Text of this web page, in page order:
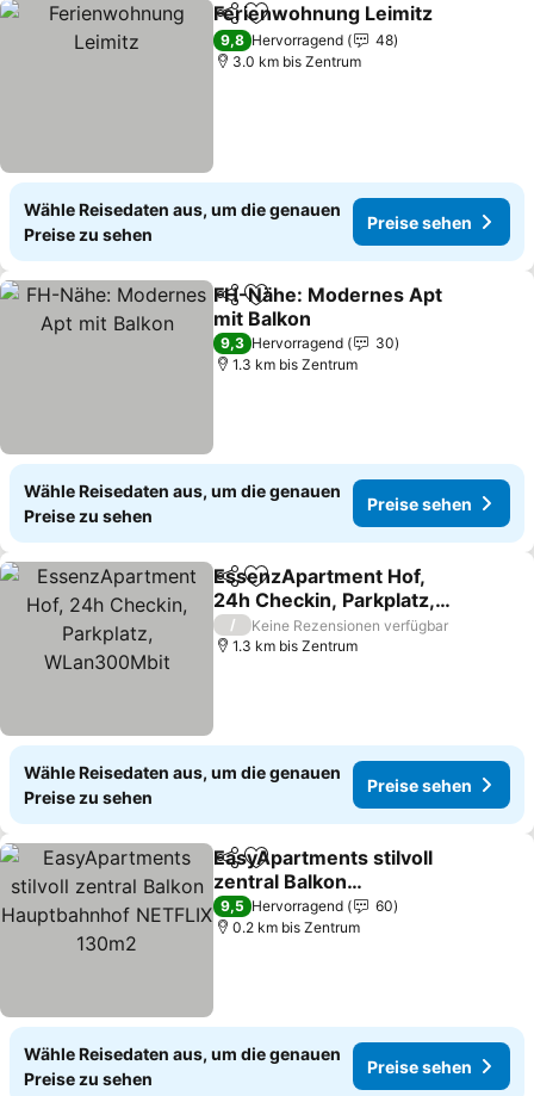
TeilenZu Favoriten hinzufügen
Ferienwohnung Leimitz
9,8 Hervorragend
48
3.0 km bis Zentrum
Wähle Reisedaten aus, um die genauen
Preise zu sehen
Preise sehen
TeilenZu Favoriten hinzufügen
FH-Nähe: Modernes Apt
mit Balkon
9,3 Hervorragend
30
1.3 km bis Zentrum
Wähle Reisedaten aus, um die genauen
Preise zu sehen
Preise sehen
TeilenZu Favoriten hinzufügen
EssenzApartment Hof,
24h Checkin, Parkplatz,
WLan300Mbit
/
Keine Rezensionen verfügbar
1.3 km bis Zentrum
Wähle Reisedaten aus, um die genauen
Preise zu sehen
Preise sehen
TeilenZu Favoriten hinzufügen
EasyApartments stilvoll
zentral Balkon
Hauptbahnhof NETFLIX
130m2
9,5 Hervorragend
60
0.2 km bis Zentrum
Wähle Reisedaten aus, um die genauen
Preise zu sehen
Preise sehen